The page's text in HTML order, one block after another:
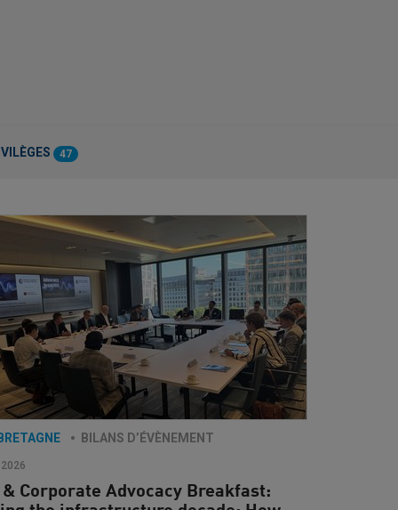
47
BILANS D’ÉVÈNEMENT
& Corporate Advocacy Breakfast: